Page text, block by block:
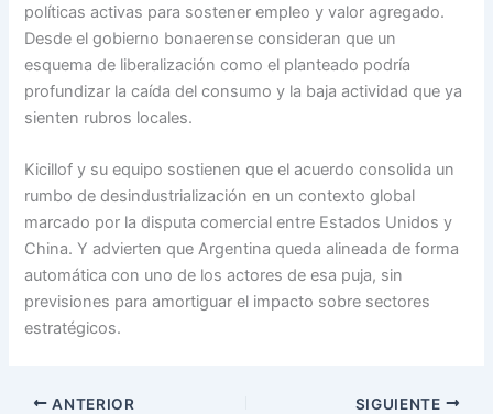
políticas activas para sostener empleo y valor agregado.
Desde el gobierno bonaerense consideran que un
esquema de liberalización como el planteado podría
profundizar la caída del consumo y la baja actividad que ya
sienten rubros locales.
Kicillof y su equipo sostienen que el acuerdo consolida un
rumbo de desindustrialización en un contexto global
marcado por la disputa comercial entre Estados Unidos y
China. Y advierten que Argentina queda alineada de forma
automática con uno de los actores de esa puja, sin
previsiones para amortiguar el impacto sobre sectores
estratégicos.
ANTERIOR SIGUIENTE